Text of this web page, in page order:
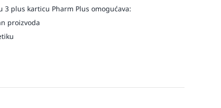
3 plus karticu Pharm Plus omogućava:
proizvoda